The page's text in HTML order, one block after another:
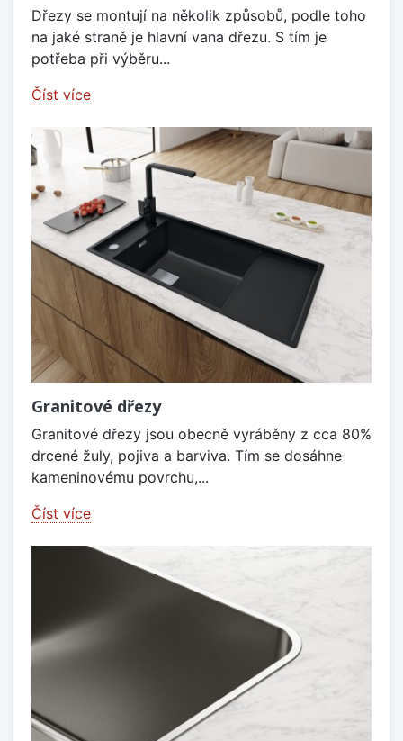
Dřezy se montují na několik způsobů, podle toho
na jaké straně je hlavní vana dřezu. S tím je
potřeba při výběru...
Číst více
Granitové dřezy
Granitové dřezy jsou obecně vyráběny z cca 80%
drcené žuly, pojiva a barviva. Tím se dosáhne
kameninovému povrchu,...
Číst více